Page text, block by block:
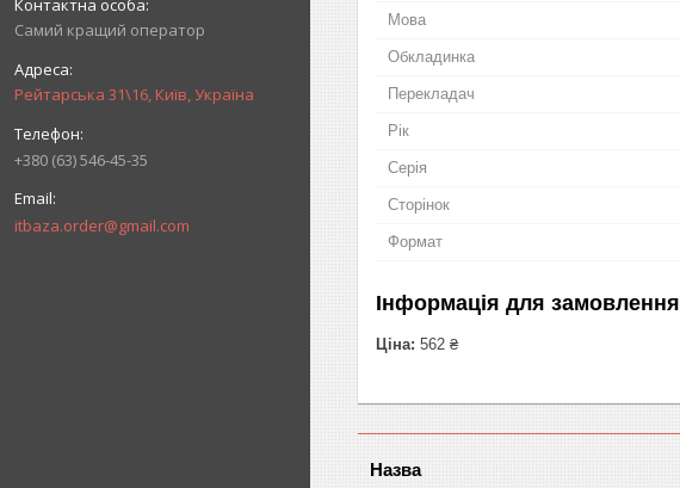
Самий кращий оператор
Рейтарська 31\16, Київ, Україна
+380 (63) 546-45-35
itbaza.order@gmail.com
Мова
Обкладинка
Перекладач
Рік
Серія
Сторінок
Формат
Інформація для замовлення
Ціна: 562 ₴